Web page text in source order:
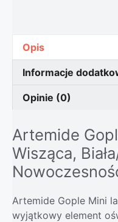
Opis
Informacje
Opinie (0)
Artemide
Wisząca,
Artemide Gople Mini
wyjątkowy element